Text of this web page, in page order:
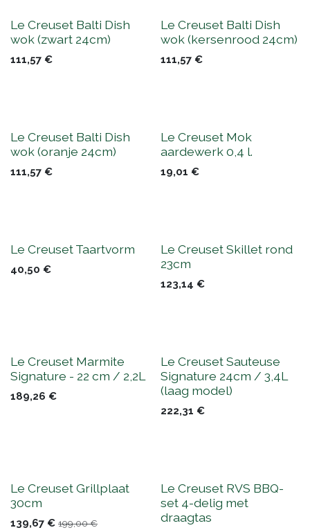
Le Creuset Balti Dish
wok (zwart 24cm)
111,57 €
Le Creuset Balti Dish
wok (kersenrood 24cm)
111,57€
Le Creuset Balti Dish
wok (oranje 24cm)
111,57 €
Le Creuset Mok
aardewerk 0,4 l.
19,01 €
Le Creuset Taartvorm
40,50 €
Le Creuset Skillet rond
23cm
123,14 €
Le Creuset Marmite
Signature - 22 cm / 2,2L
189,26 €
Le Creuset Sauteuse
Signature 24cm / 3,4L
(laag model)
222,31 €
Le Creuset Grillplaat
30cm
139,67 € 199,00€
Le Creuset RVS BBQ-
set 4-delig met
draagtas